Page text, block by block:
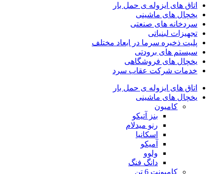
اتاق های ایزوله ی حمل بار
یخچال های ماشینی
سردخانه های صنعتی
تجهیزات لبنیاتی
پلیت ذخیره سرما در ابعاد مختلف
سیستم های برودتی
یخچال های فروشگاهی
خدمات شرکت عقاب سرد
اتاق های ایزوله ی حمل بار
یخچال های ماشینی
کامیون
بنز آتیکو
رنو میدلام
اسکانیا
آمیکو
ولوو
دانگ فنگ
کامیونت 6 تن